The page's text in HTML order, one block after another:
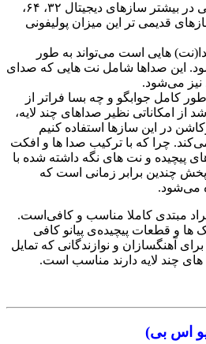
در حال حاضر میزان پولیفونی در بیشتر سازهای دیجیتال ۳۲، ۶۴،
در سازهای قدیمی تر این میزان پولیفونی
هایی است می‌تواند به طور
این صدا‌ها شامل نت هایی که صدای
نیز می‌شود.
کلی پولیفونی ۶۴ به طور کامل جوابگو و چه بسا فراتر از
از امکاناتی نظیر صداهای چند لایه،
در این سازها استفاده کنیم
چرا که با ترکیب صدا ها و افکت
پیچیده و نت های نگه داشته شده با
پخش چندین برابر زمانی است که
می‌شود.
۳۲ برای افراد مبتدی کاملا مناسب و کافی‌است.
سبک ها و قطعات پیچیده‌ی پیانو کافی
۱۲۸ و بالاتر برای آهنگسازان و نوازندگانی که تمایل
های چند لایه دارند مناسب است.
اس بی)